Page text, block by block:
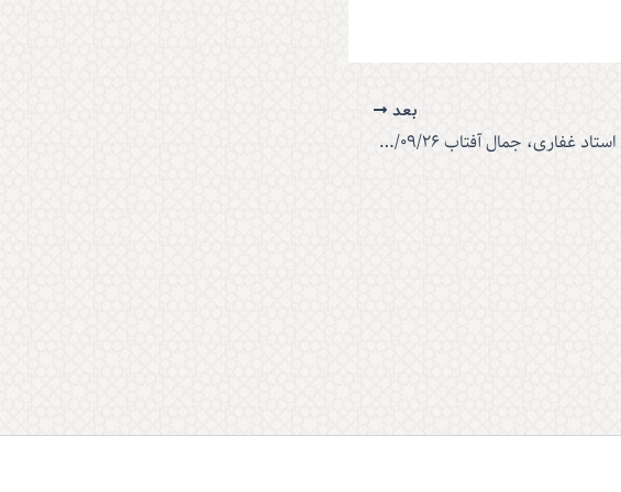
بعد
بیانات استاد غفاری، جمال آفتاب 1403/09/26